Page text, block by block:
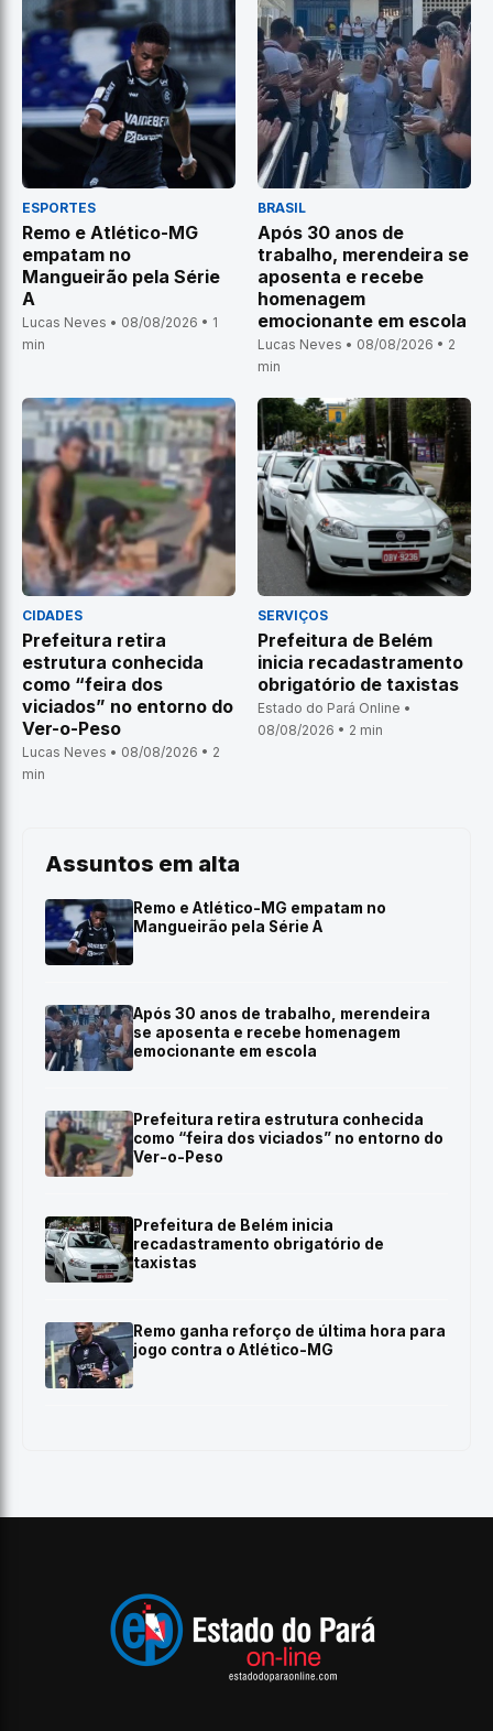
ESPORTES
Remo e Atlético-MG
empatam no
Mangueirão pela Série
A
Lucas Neves • 08/08/2026 • 1
min
BRASIL
Após 30 anos de
trabalho, merendeira se
aposenta e recebe
homenagem
emocionante em escola
Lucas Neves • 08/08/2026 • 2
min
CIDADES
Prefeitura retira
estrutura conhecida
como “feira dos
viciados” no entorno do
Ver-o-Peso
Lucas Neves • 08/08/2026 • 2
min
SERVIÇOS
Prefeitura de Belém
inicia recadastramento
obrigatório de taxistas
Estado do Pará Online •
08/08/2026 • 2 min
Assuntos em alta
Remo e Atlético-MG empatam no
Mangueirão pela Série A
Após 30 anos de trabalho, merendeira
se aposenta e recebe homenagem
emocionante em escola
Prefeitura retira estrutura conhecida
como “feira dos viciados” no entorno do
Ver-o-Peso
Prefeitura de Belém inicia
recadastramento obrigatório de
taxistas
Remo ganha reforço de última hora para
jogo contra o Atlético-MG